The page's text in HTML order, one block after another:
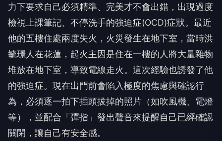
力下要求自己必須精準、完美才不會出錯，出現過度
檢視上課筆記、不停洗手的強迫症(OCD)症狀。最近
他的五樓住處兩度失火，火災發生在地下室，當時洪
毓璟人在花蓮，起火主因是住在一樓的人將大量雜物
堆放在地下室，導致電線走火。這次經驗也誘發了他
的強迫症。現在出門前會陷入極度的焦慮與確認行
為，必須逐一拍下插頭拔掉的照片（如吹風機、電燈
等），並配合「彈指」發出聲音來提醒自己已經確認
關閉，讓自己有安全感。